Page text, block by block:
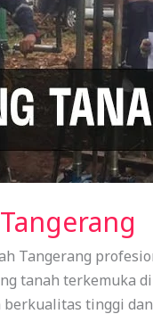
Tangerang
tanah
tinggi